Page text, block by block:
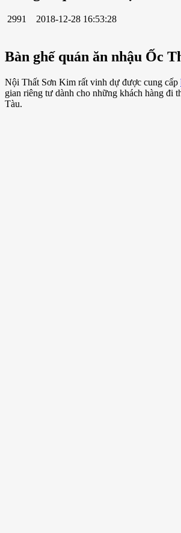
2991 2018-12-28 16:53:28
Bàn ghế quán ăn nhậu Ốc
Nội Thất Sơn Kim rất vinh dự được cung cấp
gian riêng tư dành cho những khách hàng đi
Tàu.